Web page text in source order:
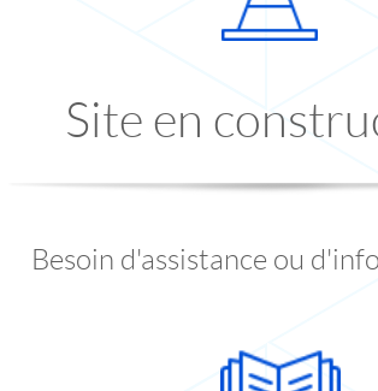
Site en
Besoin d'assistance ou